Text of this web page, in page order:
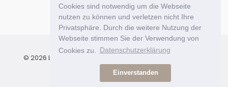
Cookies sind notwendig um die Webseite
nutzen zu können und verletzen nicht Ihre
Privatsphäre. Durch die weitere Nutzung der
Webseite stimmen Sie der Verwendung von
Cookies zu.
Datenschutzerklärung
Einverstanden
© 2026 Le Bon Jour - Das exklusive Einkaufsportal für Ihr
Wohnambiente mit Stil & Charme.